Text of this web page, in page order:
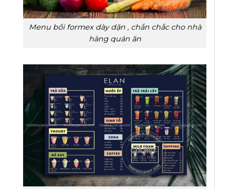
Menu bồi formex dày dặn , chắn chắc cho nhà
hàng quán ăn